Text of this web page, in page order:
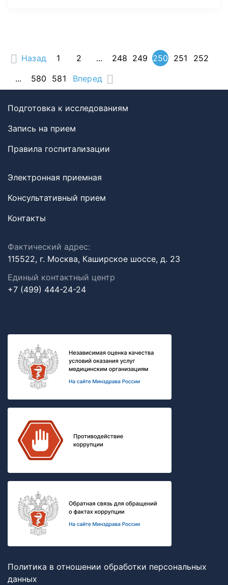
Назад 1 2 ... 248 249 250 251
252
...
580 581 Вперед
Подготовка к исследованиям
Запись на прием
Правила госпитализации
Электронная приемная
Консультативный прием
Контакты
Фактический адрес:
115522, г. Москва, Каширское шоссе, д. 23
Единый контактный центр
+7 (499) 444-24-24
Политика в отношении обработки персональных
данных